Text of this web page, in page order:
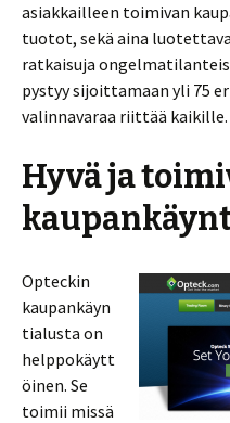
asiakkailleen toimivan
tuotot, sekä aina
ratkaisuja
pystyy sijoittamaan yli 75
valinnavaraa riittää kaikille.
Hyvä ja
Opteckin
kaupankäyn
tialusta on
helppokäytt
öinen. Se
toimii missä